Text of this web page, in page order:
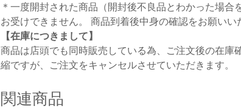
＊一度開封された商品（開封後不良品とわかった場
お受けできません。 商品到着後中身の確認をお願いい
【在庫につきまして】
商品は店頭でも同時販売している為、ご注文後の在
縮ですが、ご注文をキャンセルさせていただきます。
関連商品